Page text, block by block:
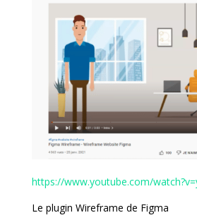
https://www.youtube.com/
Le plugin Wireframe de Figma